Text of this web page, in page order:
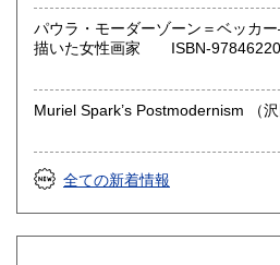
パウラ・モーダーゾーン＝ベッカ
描いた女性画家 ISBN-9784622089155 （ボイ
Muriel
全ての新着情報